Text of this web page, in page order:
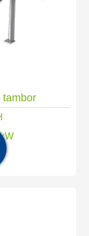
tambor